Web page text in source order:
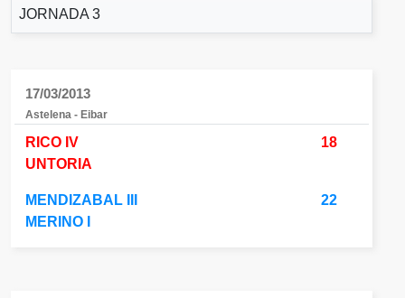
JORNADA 3
17/03/2013
Astelena - Eibar
RICO IV
UNTORIA
18
MENDIZABAL III
MERINO I
22